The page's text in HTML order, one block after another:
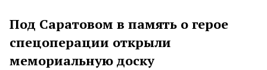
Под Саратовом в память о герое
спецоперации открыли
мемориальную доску